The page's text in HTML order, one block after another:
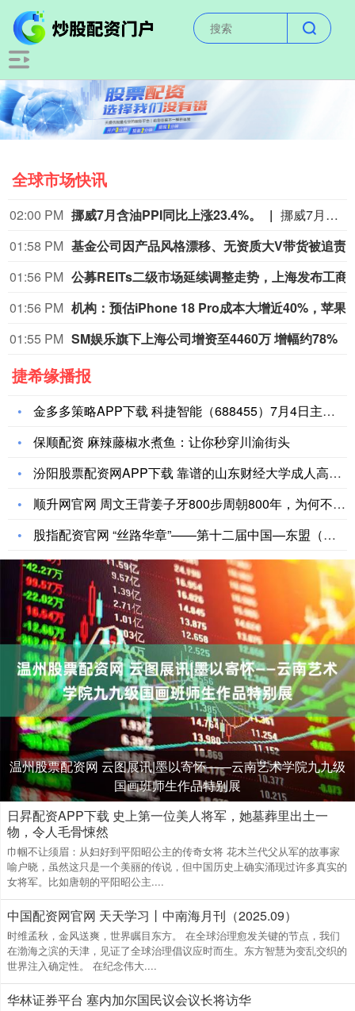
全球市场快讯
02:00 PM 挪威7月含油PPI同比上涨23.4%。
挪威7月含油PPI同比上涨23.4%。
01:58 PM 基金公司因产品风格漂移、无资质大V带货被追责
01:56 PM
01:56 PM
01:55 PM SM娱乐旗下上海公司增资至4460万 增幅约78%
捷希缘播报
金多多策略APP下载 科捷智能（688455）7月4日主力资
保顺配资 麻辣藤椒水煮鱼：让你秒穿川渝街头
汾阳股票配资网APP下载 靠谱的山东财经大学成人高考招生专业
顺升网官网 周文王背姜子牙800步周朝800年，为何不多背几
股指配资官网 “丝路华章”——第十二届中国—东盟（南宁）戏剧
温州股票配资网 云图展讯|墨以寄怀——云南艺术学院九九级
国画班师生作品特别展
日昇配资APP下载 史上第一位美人将军，她墓葬里出土一
物，令人毛骨悚然
巾帼不让须眉：从妇好到平阳昭公主的传奇女将 花木兰代父从军的故事家
喻户晓，虽然这只是一个美丽的传说，但中国历史上确实涌现过许多真实的
女将军。比如唐朝的平阳昭公主....
中国配资网官网 天天学习丨中南海月刊（2025.09）
时维孟秋，金风送爽，世界瞩目东方。 在全球治理愈发关键的节点，我们
在渤海之滨的天津，见证了全球治理倡议应时而生。东方智慧为变乱交织的
世界注入确定性。 在纪念伟大....
华林证券平台 塞内加尔国民议会议长将访华